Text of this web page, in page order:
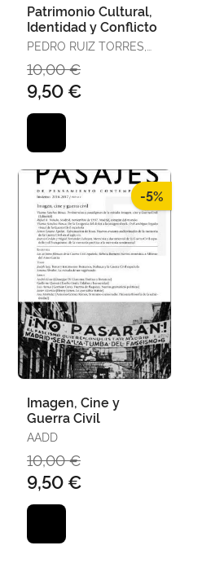
Patrimonio Cultural,
Identidad y Conflicto
PEDRO RUIZ TORRES,
10,00 €
9,50 €
-5%
Imagen, Cine y
Guerra Civil
AADD
10,00 €
9,50 €